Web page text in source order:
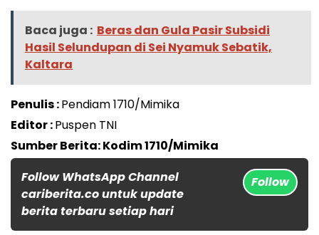
Baca juga : Beras dan Gula Pasir Subsidi
Hasil Selundupan di Sei Nyamuk Sebatik,
Kaltara
Penulis :Pendiam 1710/Mimika
Editor :Puspen TNI
Sumber Berita: Kodim 1710/Mimika
Follow WhatsApp Channel
cariberita.co untuk update
berita terbaru setiap hari
Follow